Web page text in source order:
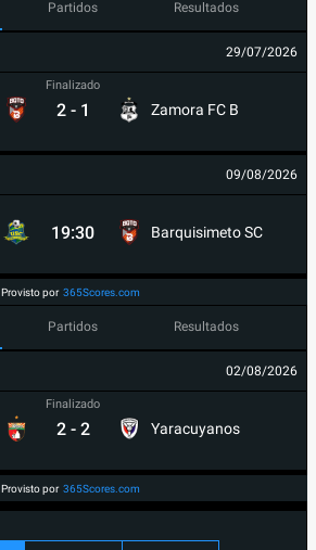
Partidos Resultados
29/07/2026
Finalizado
2 - 1 Zamora FC B
09/08/2026
19:30 Barquisimeto SC
Provisto por 365Scores.com
Partidos Resultados
02/08/2026
Finalizado
2 - 2 Yaracuyanos
Provisto por 365Scores.com